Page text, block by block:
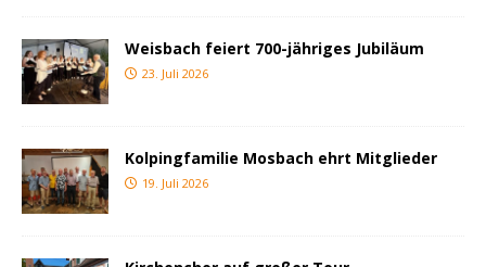
Weisbach feiert 700-jähriges Jubiläum
23. Juli 2026
Kolpingfamilie Mosbach ehrt Mitglieder
19. Juli 2026